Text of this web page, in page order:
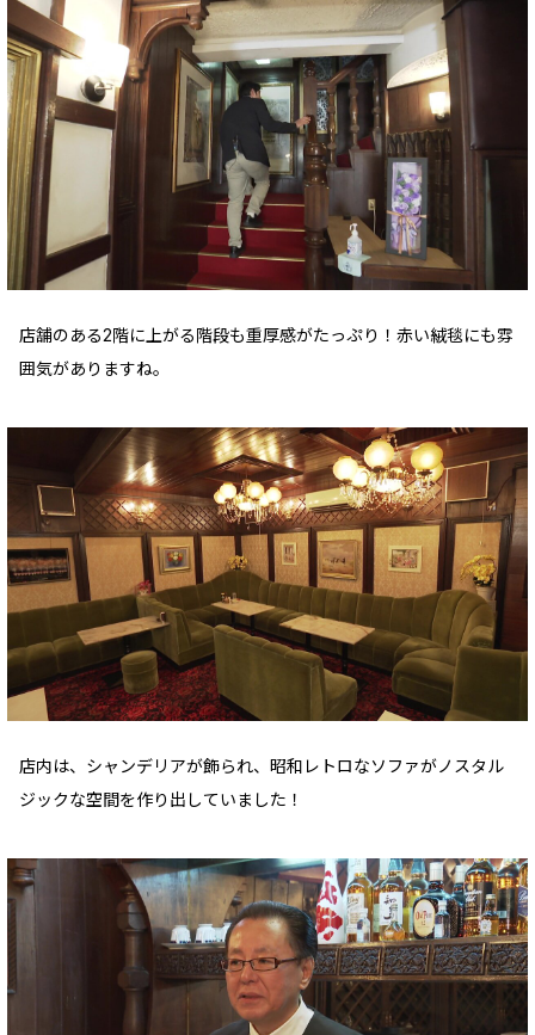
店舗のある2階に上がる階段も重厚感がたっぷり！赤い絨毯にも雰
囲気がありますね。
店内は、シャンデリアが飾られ、昭和レトロなソファがノスタル
ジックな空間を作り出していました！